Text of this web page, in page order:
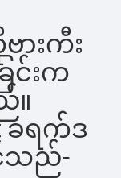
ားကီး
င်းက
။
ခရက်ဒ
သည်-